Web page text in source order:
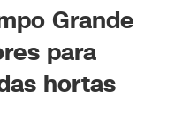
Grande
para
hortas